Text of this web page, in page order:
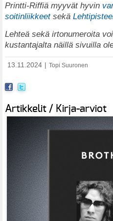
Printti-Riffiä myyvät hyvin
soitinliikkeet sekä
Lehteä sekä irtonumeroita
kustantajalta näillä sivuilla
13.11.2024 Topi Suuronen
Artikkelit / Kirja-arviot